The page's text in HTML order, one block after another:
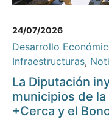
24/07/2026
Desarrollo
Infraestructuras,
La Diputación
municipios de la
+Cerca y el